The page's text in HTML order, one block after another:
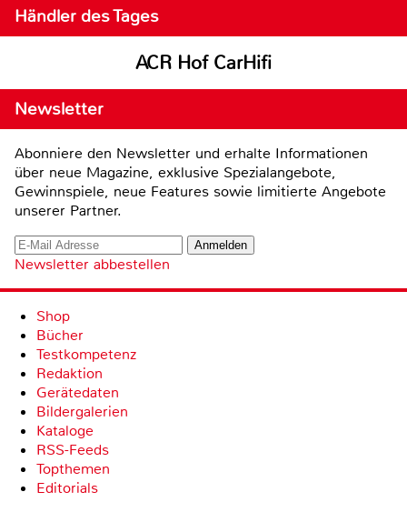
Händler des Tages
ACR Hof CarHifi
Newsletter
Abonniere den Newsletter und erhalte Informationen
über neue Magazine, exklusive Spezialangebote,
Gewinnspiele, neue Features sowie limitierte Angebote
unserer Partner.
Newsletter abbestellen
Shop
Bücher
Testkompetenz
Redaktion
Gerätedaten
Bildergalerien
Kataloge
RSS-Feeds
Topthemen
Editorials